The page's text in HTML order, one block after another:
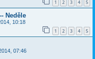
1 2 3 4 5
Neděle
10:18
1 2 3 4 5
07:46